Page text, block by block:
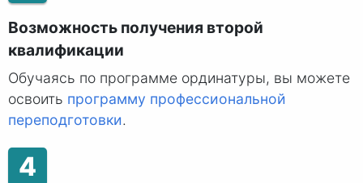
Возможность получения второй
квалификации
Обучаясь по программе ординатуры, вы можете
освоить программу профессиональной
переподготовки.
4